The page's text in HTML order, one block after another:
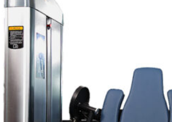
Bộ
Thể Dục
Dục ( Cardio )
Chạy Bộ
Tập Thể Dục
ngồi có tựa lưng
Trượt Tuyết
Chèo Thuyền
Leo Cầu Thang
Rung Bụng